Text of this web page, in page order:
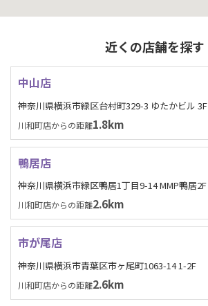
近くの店舗を探す
中山店
神奈川県横浜市緑区台村町329-3 ゆたかビル 3F
川和町店からの距離1.8km
鴨居店
神奈川県横浜市緑区鴨居1丁目9-14 MMP鴨居2F
川和町店からの距離2.6km
市が尾店
神奈川県横浜市青葉区市ヶ尾町1063-14 1-2F
川和町店からの距離2.6km